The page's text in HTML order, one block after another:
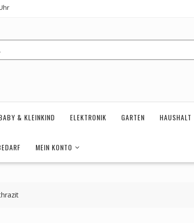
& KLEINKIND ELEKTRONIK GARTEN
MEIN KONTO